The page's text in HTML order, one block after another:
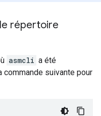
répertoire
asmcli a été
suivante pour